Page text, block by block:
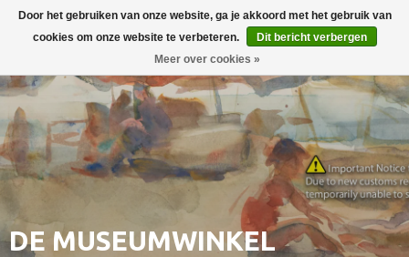
Inloggen 0
DE MUSEUMWINKEL
Door het gebruiken van onze website, ga je akkoord met het gebruik van
cookies om onze website te verbeteren.
Dit bericht verbergen
Meer over cookies »